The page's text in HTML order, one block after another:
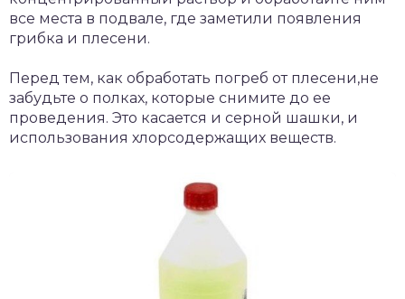
все места в подвале, где заметили появления
грибка и плесени.
Перед тем, как обработать погреб от плесени,не
забудьте о полках, которые снимите до ее
проведения. Это касается и серной шашки, и
использования хлорсодержащих веществ.